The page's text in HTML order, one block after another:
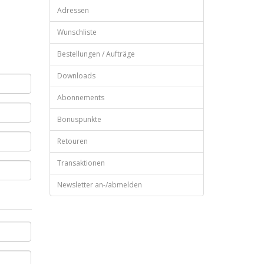
Adressen
Wunschliste
Bestellungen / Aufträge
Downloads
Abonnements
Bonuspunkte
Retouren
Transaktionen
Newsletter an-/abmelden